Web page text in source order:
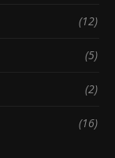
(12)
(5)
(2)
(16)